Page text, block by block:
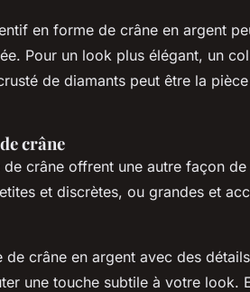
en forme de crâne en argent
Pour un look plus élégant, un
de diamants peut être la
crâne
crâne offrent une autre façon
et discrètes, ou grandes et
crâne en argent avec des
une touche subtile à votre look.